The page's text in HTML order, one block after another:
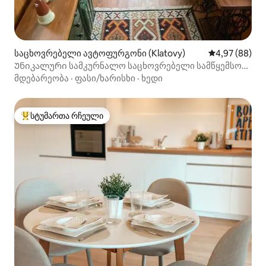
საცხოვრებელი ავტოფურგონი (Klatovy) საშუალო
4,97 (88)
Უნიკალური სამკურნალო საცხოვრებელი სამწყემსო
ქოხში, მენჰირების გვერდით
მდებარეობა · ფასი/ხარისხი · ხედი
სტუმართა რჩეული მოწინავე ვარიანტი
სტუმართა რჩეული